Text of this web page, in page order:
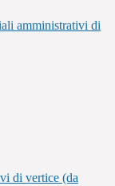
amministrativi di
di vertice (da